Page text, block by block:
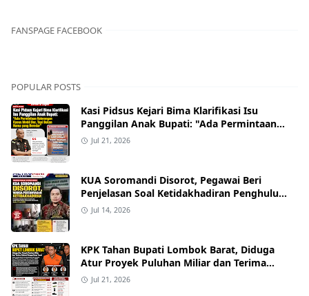
FANSPAGE FACEBOOK
POPULAR POSTS
Kasi Pidsus Kejari Bima Klarifikasi Isu
Panggilan Anak Bupati: "Ada Permintaan
Keterangan Kasus Mobil Bor, Tapi Bukan
Jul 21, 2026
KUA Soromandi Disorot, Pegawai Beri
Penjelasan Soal Ketidakhadiran Penghulu
pada Akad Nikah Mualaf
Jul 14, 2026
KPK Tahan Bupati Lombok Barat, Diduga
Atur Proyek Puluhan Miliar dan Terima
Alphard hingga Uang Tunai
Jul 21, 2026